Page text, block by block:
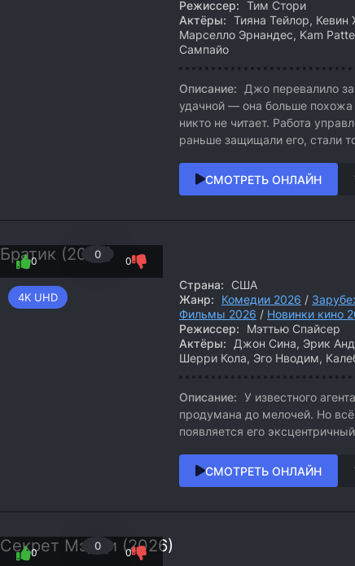
Режиссер: Тим Стори
Актёры: Тияна Тейлор,
Марселло Эрнандес, Kam
Сампайо
Описание:
Джо перевалило за
удачной — она больше
никто не читает. Работа
раньше защищали его, стали
СМОТРЕТЬ ОНЛАЙН
Братик (2026)
4K UHD
0
0 0
Страна:
США
Жанр:
Комедии 2026 /
Фильмы 2026 / Новинки кино
Режиссер:
Мэттью Спайсер
Актёры:
Джон Сина, Эрик
Шерри Кола, Эго Нводим,
Описание: У известного
продумана до мелочей. Но
появляется его
СМОТРЕТЬ ОНЛАЙН
Секрет Мэдди (2026)
0
0 0